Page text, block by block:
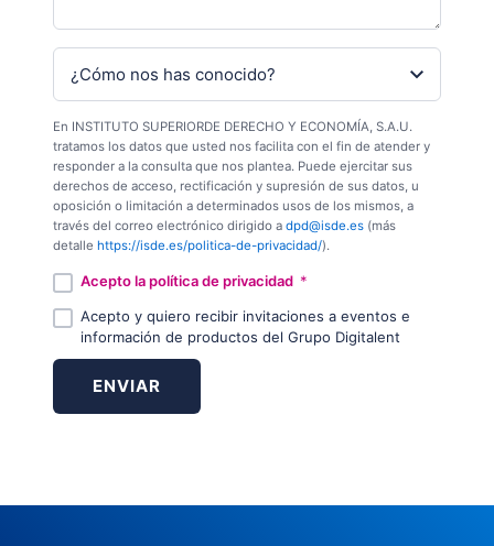
En INSTITUTO SUPERIORDE DERECHO Y ECONOMÍA, S.A.U.
tratamos los datos que usted nos facilita con el fin de atender y
responder a la consulta que nos plantea. Puede ejercitar sus
derechos de acceso, rectificación y supresión de sus datos, u
oposición o limitación a determinados usos de los mismos, a
través del correo electrónico dirigido a dpd@isde.es (más
detalle https://isde.es/politica-de-privacidad/).
Acepto la política de privacidad *
Acepto y quiero recibir invitaciones a eventos e
información de productos del Grupo Digitalent